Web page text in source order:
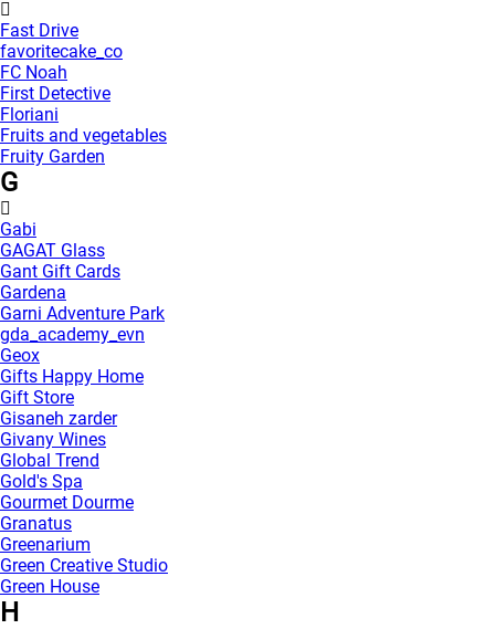
Fast Drive
favoritecake_co
FC Noah
First Detective
Floriani
Fruits and vegetables
Fruity Garden
G
Gabi
GAGAT Glass
Gant Gift Cards
Gardena
Garni Adventure Park
gda_academy_evn
Geox
Gifts Happy Home
Gift Store
Gisaneh zarder
Givany Wines
Global Trend
Gold's Spa
Gourmet Dourme
Granatus
Greenarium
Green Creative Studio
Green House
H